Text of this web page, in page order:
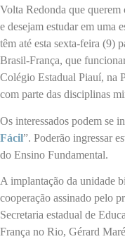
Volta Redonda que
e desejam estudar em uma
têm até esta sexta-feira (9)
Brasil-França, que
Colégio Estadual Piauí, na
com parte das disciplinas
Os interessados podem se
Fácil”. Poderão ingressar
do Ensino Fundamental.
A implantação da unidade
cooperação assinado pelo
Secretaria estadual de
França no Rio, Gérard